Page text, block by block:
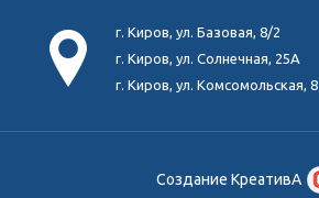
г. Киров, ул. Базовая, 8/2
г. Киров, ул. Солнечная, 25А
г. Киров, ул. Комсомольская, 8
Создание КреативА